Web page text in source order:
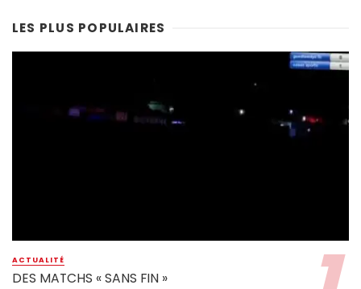
LES PLUS POPULAIRES
ACTUALITÉ
DES MATCHS « SANS FIN »